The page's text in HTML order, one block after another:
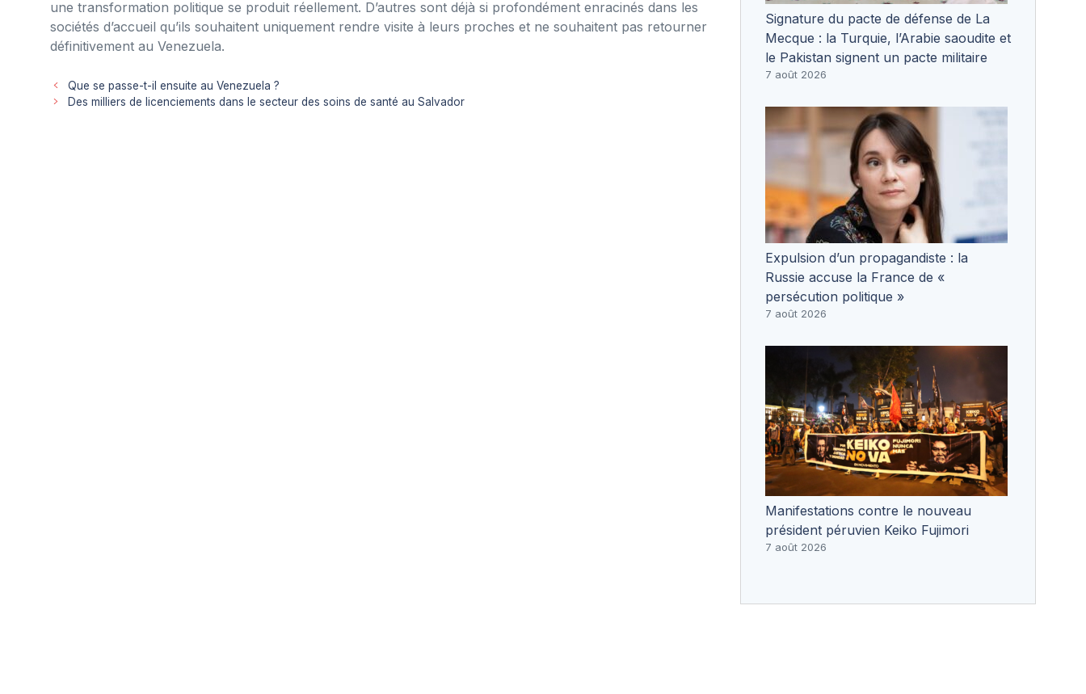
une transformation politique se produit réellement. D’autres sont déjà si profondément enracinés dans les
sociétés d’accueil qu’ils souhaitent uniquement rendre visite à leurs proches et ne souhaitent pas retourner
définitivement au Venezuela.
Que se passe-t-il ensuite au Venezuela ?
Des milliers de licenciements dans le secteur des soins de santé au Salvador
Signature du pacte de défense de La
Mecque : la Turquie, l’Arabie saoudite et
le Pakistan signent un pacte militaire
7 août 2026
Expulsion d’un propagandiste : la
Russie accuse la France de «
persécution politique »
7 août 2026
Manifestations contre le nouveau
président péruvien Keiko Fujimori
7 août 2026